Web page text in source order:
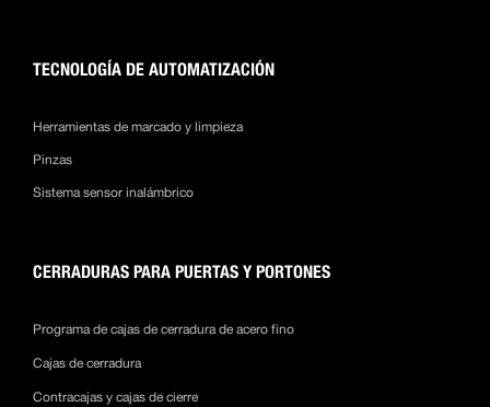
TECNOLOGÍA DE AUTOMATIZACIÓN
Herramientas de marcado y limpieza
Pinzas
Sistema sensor inalámbrico
CERRADURAS PARA PUERTAS Y PORTONES
Programa de cajas de cerradura de acero fino
Cajas de cerradura
Contracajas y cajas de cierre